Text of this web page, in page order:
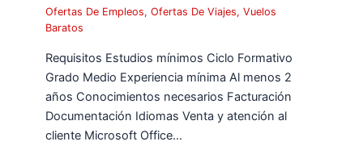
Ofertas De Empleos,Ofertas De Viajes,Vuelos
Baratos
Requisitos Estudios mínimos Ciclo Formativo
Grado Medio Experiencia mínima Al menos 2
años Conocimientos necesarios Facturación
Documentación Idiomas Venta y atención al
cliente Microsoft Office…